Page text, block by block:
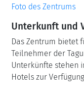
Foto des Zentrums
Unterkunft und
Das Zentrum bietet
Teilnehmer der
Unterkünfte stehen
Hotels zur